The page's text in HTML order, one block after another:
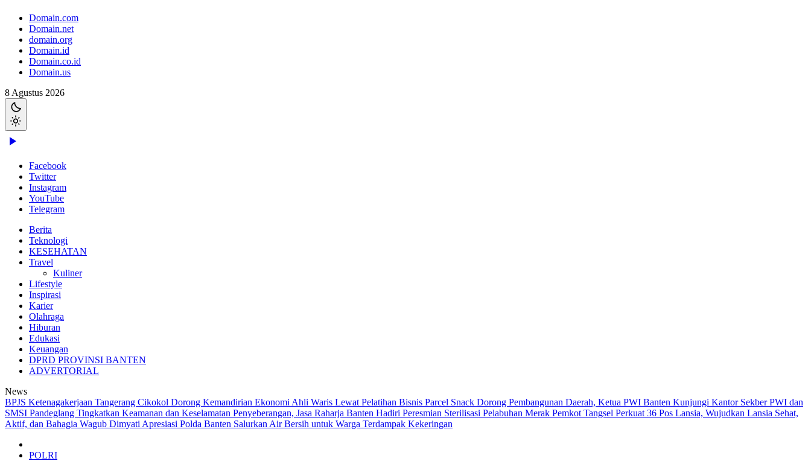
Domain.com
Domain.net
domain.org
Domain.id
Domain.co.id
Domain.us
8 Agustus 2026
Facebook
Twitter
Instagram
YouTube
Telegram
Berita
Teknologi
KESEHATAN
Travel
Kuliner
Lifestyle
Inspirasi
Karier
Olahraga
Hiburan
Edukasi
Keuangan
DPRD PROVINSI BANTEN
ADVERTORIAL
News
BPJS Ketenagakerjaan Tangerang Cikokol Dorong Kemandirian Ekonomi Ahli Waris Lewat Pelatihan Bisnis Parcel Snack Dorong Pembangunan Daerah, Ketua PWI Banten Kunjungi Kantor Sekber PWI dan
SMSI Pandeglang Tingkatkan Keamanan dan Keselamatan Penyeberangan, Jasa Raharja Banten Hadiri Peresmian Sterilisasi Pelabuhan Merak Pemkot Tangsel Perkuat 36 Pos Lansia, Wujudkan Lansia Sehat,
Aktif, dan Bahagia Wagub Dimyati Apresiasi Polda Banten Salurkan Air Bersih untuk Warga Terdampak Kekeringan
POLRI